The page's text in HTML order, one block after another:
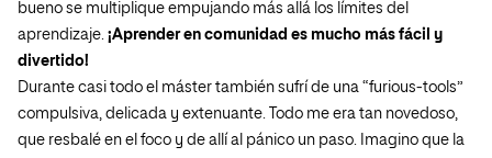
bueno se multiplique empujando más allá los límites del
aprendizaje. ¡Aprender en comunidad es mucho más fácil y
divertido!
Durante casi todo el máster también sufrí de una “furious-tools”
compulsiva, delicada y extenuante. Todo me era tan novedoso,
que resbalé en el foco y de allí al pánico un paso. Imagino que la